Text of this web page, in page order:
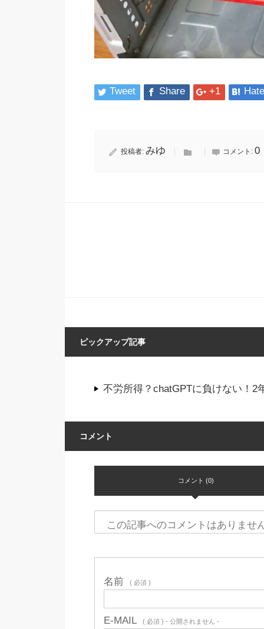
Tweet Share +1
投稿者: みゆ コメント: 0
ピックアップ記事
不労所得？chatGPTに負けない！
コメント
コメント (0)
この記事へのコメントはありませ
名前 ( 必須 )
E-MAIL ( 必須 ) - 公開されません -